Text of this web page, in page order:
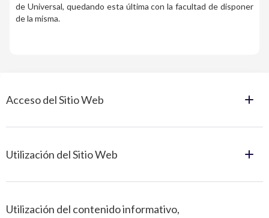
de Universal, quedando esta última con la facultad de disponer
de la misma.​
Acceso del Sitio Web
Utilización del Sitio Web
Utilización del contenido informativo,